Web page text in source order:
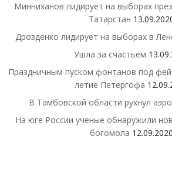
Минниханов лидирует на выборах
Татарстан
Дрозденко лидирует на выборах в
Ушла за счастьем
Праздничным пуском фонтанов под
летие Петергофа
В Тамбовской области рухнул
На юге России ученые обнаружили
богомола 12.09.2020